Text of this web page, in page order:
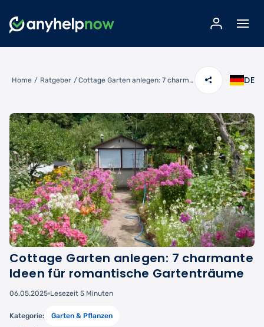
Home / Ratgeber / Cottage Garten anlegen: 7 charmante Ideen für romantische Gartenträume DE
Cottage Garten anlegen: 7 charmante
Ideen für romantische Gartenträume
06.05.2025 Lesezeit 5 Minuten
Kategorie: Garten & Pflanzen